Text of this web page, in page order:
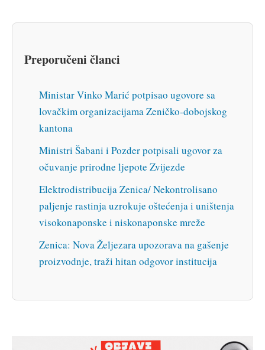
Preporučeni članci
Ministar Vinko Marić potpisao ugovore sa
lovačkim organizacijama Zeničko-dobojskog
kantona
Ministri Šabani i Pozder potpisali ugovor za
očuvanje prirodne ljepote Zvijezde
Elektrodistribucija Zenica/ Nekontrolisano
paljenje rastinja uzrokuje oštećenja i uništenja
visokonaponske i niskonaponske mreže
Zenica: Nova Željezara upozorava na gašenje
proizvodnje, traži hitan odgovor institucija